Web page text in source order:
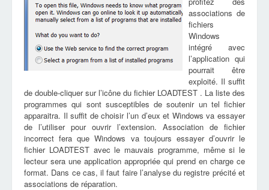
associations de
fichiers
Windows
intégré avec
l’application qui
pourrait être
exploité. Il suffit
de double-cliquer sur l’icône du fichier LOADTEST . La liste des
programmes qui sont susceptibles de soutenir un tel fichier
apparaitra. Il suffit de choisir l’un d’eux et Windows va essayer
de l’utiliser pour ouvrir l’extension. Association de fichier
incorrect fera que Windows va toujours essayer d’ouvrir le
fichier LOADTEST avec le mauvais programme, même si le
lecteur sera une application appropriée qui prend en charge ce
format. Dans ce cas, il faut faire l’analyse du registre précité et
associations de réparation.